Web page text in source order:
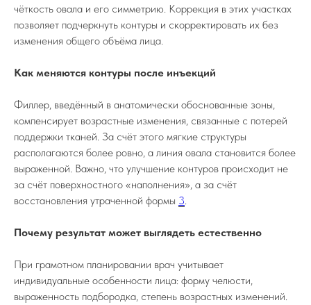
чёткость овала и его симметрию. Коррекция в этих участках
позволяет подчеркнуть контуры и скорректировать их без
изменения общего объёма лица.
Как меняются контуры после инъекций
Филлер, введённый в анатомически обоснованные зоны,
компенсирует возрастные изменения, связанные с потерей
поддержки тканей. За счёт этого мягкие структуры
располагаются более ровно, а линия овала становится более
выраженной. Важно, что улучшение контуров происходит не
за счёт поверхностного «наполнения», а за счёт
восстановления утраченной формы 3.
Почему результат может выглядеть естественно
При грамотном планировании врач учитывает
индивидуальные особенности лица: форму челюсти,
выраженность подбородка, степень возрастных изменений.